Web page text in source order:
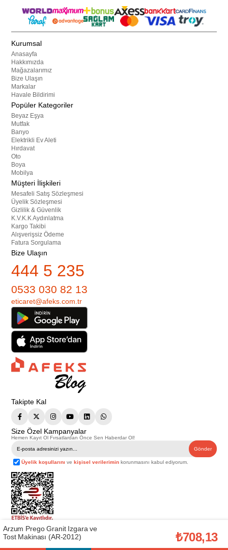
Kurumsal
Anasayfa
Hakkımızda
Mağazalarımız
Bize Ulaşın
Markalar
Havale Bildirimi
Popüler Kategoriler
Beyaz Eşya
Mutfak
Banyo
Elektrikli Ev Aleti
Hırdavat
Oto
Boya
Mobilya
Müşteri İlişkileri
Mesafeli Satış Sözleşmesi
Üyelik Sözleşmesi
Gizlilik & Güvenlik
K.V.K.K Aydınlatma
Kargo Takibi
Alışverişsiz Ödeme
Fatura Sorgulama
Bize Ulaşın
444 5 235
0533 030 82 13
eticaret@afeks.com.tr
Takipte Kal
Size Özel Kampanyalar
Hemen Kayıt Ol Fırsatlardan Önce Sen Haberdar Ol!
Gönder
Üyelik koşullarını vekişisel verilerimin korunmasını kabul ediyorum.
Telif Hakkı © 2026Afeks Yapı Market
. Tüm hakları saklıdır.
Bu web sitesindeki tüm ürünler ticari amaçlıdır. Web sitemizde yer alan
görsel ve yazılı içerikler firmamıza ait olup, firmamızın yazılı izni alınmadan
Arzum Prego Granit Izgara ve
Tost Makinası (AR-2012)
₺708,13